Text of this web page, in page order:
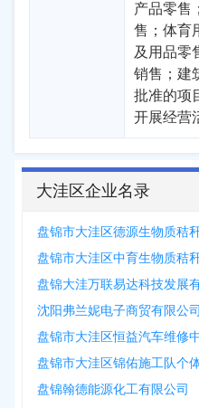
产品零售
售；体育
及用品零
销售；建
批准的项
开展经营
大洼区企业名录
盘锦市大洼区德源生物质秸
盘锦市大洼区中育生物质秸
盘锦大洼万联易达科技发展
沈阳弗兰妮电子商贸有限公
盘锦市大洼区恒益汽车维修
盘锦市大洼区锦佑施工队个
盘锦翰德能源化工有限公司